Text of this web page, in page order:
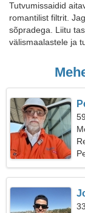
Tutvumissaidid
romantilist filtrit.
sõpradega. Liitu
välismaalastele ja